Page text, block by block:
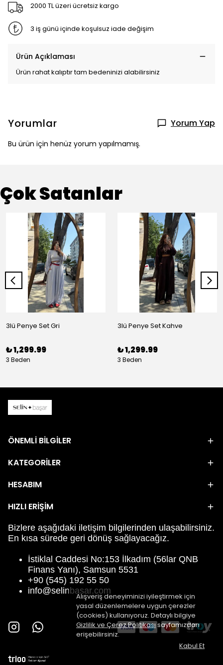
Alışveriş deneyiminizi iyileştirmek için
yasal düzenlemelere uygun çerezler
(cookies) kullanıyoruz. Detaylı bilgiye
Gizlilik ve Çerez Politikasısayfamızdan
erişebilirsiniz.
Kabul Et
2000 TL üzeri ücretsiz kargo
3 iş günü içinde koşulsuz iade değişim
Ürün Açıklaması
Ürün rahat kalıptır tam bedeninizi alabilirsiniz
Yorumlar Yorum Yap
Bu ürün için henüz yorum yapılmamış.
Çok Satanlar
3lü Penye Set Gri
₺ 1,299.99
3 Beden
3lü Penye Set Kahve
₺ 1,299.99
3 Beden
ÖNEMLİ BİLGİLER
KATEGORİLER
HESABIM
HIZLI ERİŞİM
Bizlere aşağıdaki iletişim bilgilerinden ulaşabilirsiniz.
En kısa sürede geri dönüş sağlayacağız.
İstiklal Caddesi No:153 İlkadım (56lar QNB
Finans Yanı), Samsun 5531
+90 (545) 192 55 50
info@selinbasar.com